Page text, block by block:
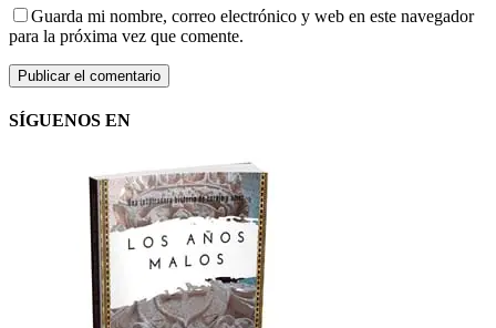
Guarda mi nombre, correo electrónico y web en este navegador
para la próxima vez que comente.
SÍGUENOS EN